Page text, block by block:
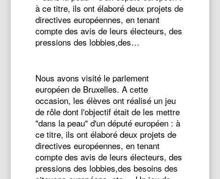
à ce titre, ils ont élaboré deux projets de
directives européennes, en tenant
compte des avis de leurs électeurs, des
pressions des lobbies,des…
Nous avons visité le parlement
européen de Bruxelles. A cette
occasion, les élèves ont réalisé un jeu
de rôle dont l'objectif était de les mettre
"dans la peau" d'un député européen : à
ce titre, ils ont élaboré deux projets de
directives européennes, en tenant
compte des avis de leurs électeurs, des
pressions des lobbies,des besoins des